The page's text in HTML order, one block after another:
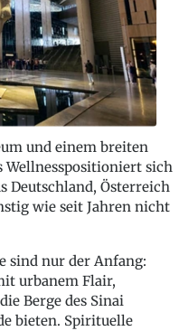
und einem breiten
Wellnesspositioniert sich
Deutschland, Österreich
wie seit Jahren nicht
sind nur der Anfang:
urbanem Flair,
Berge des Sinai
bieten. Spirituelle